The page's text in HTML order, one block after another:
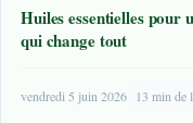
Huiles essentielles pour
qui change tout
vendredi 5 juin 2026 13 min de